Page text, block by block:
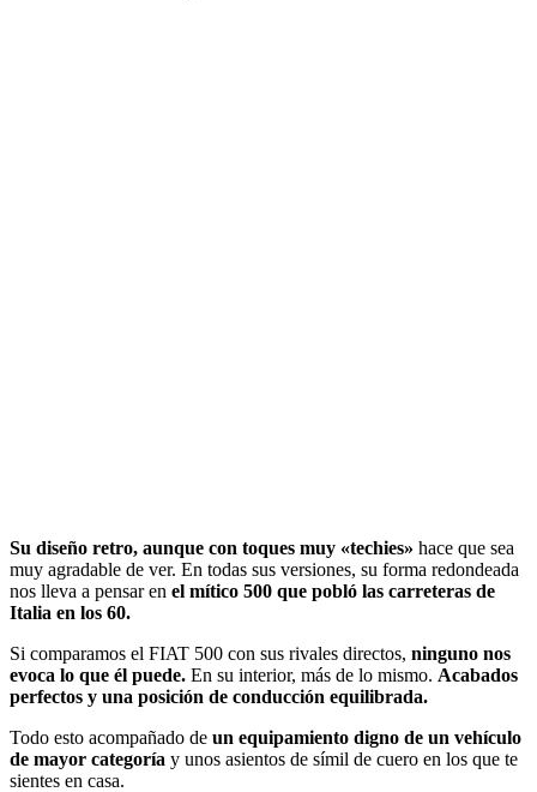
Su diseño retro, aunque con toques muy «techies» hace que sea
muy agradable de ver. En todas sus versiones, su forma redondeada
nos lleva a pensar en el mítico 500 que pobló las carreteras de
Italia en los 60.
Si comparamos el FIAT 500 con sus rivales directos, ninguno nos
evoca lo que él puede. En su interior, más de lo mismo. Acabados
perfectos y una posición de conducción equilibrada.
Todo esto acompañado de un equipamiento digno de un vehículo
de mayor categoría y unos asientos de símil de cuero en los que te
sientes en casa.